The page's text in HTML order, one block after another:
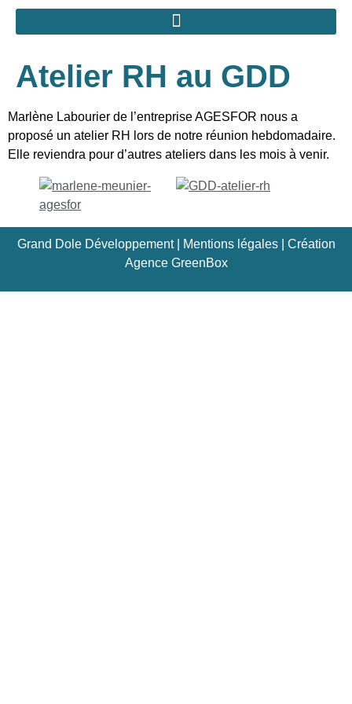
Atelier RH au GDD
Marlène Labourier de l’entreprise AGESFOR nous a
proposé un atelier RH lors de notre réunion hebdomadaire.
Elle reviendra pour d’autres ateliers dans les mois à venir.
Grand Dole Développement | Mentions légales| Création
Agence GreenBox